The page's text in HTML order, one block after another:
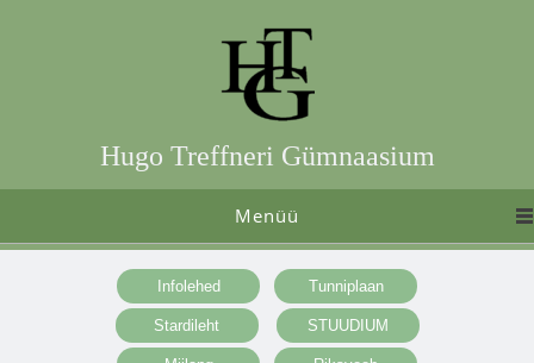
Hugo Treffneri Gümnaasium
Menüü